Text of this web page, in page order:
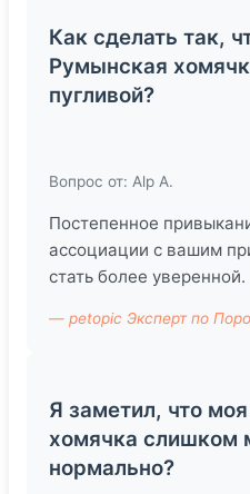
Как сделать так,
Румынская
пугливой?
Вопрос от: Alp A.
Постепенное
ассоциации с вашим
стать более уверенной.
— petopic Эксперт по
Я заметил, что
хомячка слишком
нормально?